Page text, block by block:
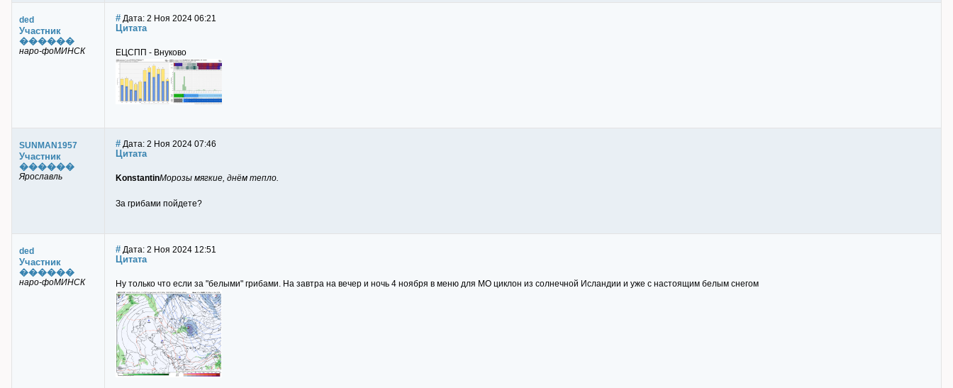
ded
Участник
������
наро-фоМИНСК
# Дата: 2 Ноя 2024 06:21
Цитата
ЕЦСПП - Внуково
SUNMAN1957
Участник
������
Ярославль
# Дата: 2 Ноя 2024 07:46
Цитата
KonstantinМорозы мягкие, днём тепло.
За грибами пойдете?
ded
Участник
������
наро-фоМИНСК
# Дата: 2 Ноя 2024 12:51
Цитата
Ну только что если за "белыми" грибами. На завтра на вечер и ночь 4 ноября в меню для МО циклон из солнечной Исландии и уже с настоящим белым снегом